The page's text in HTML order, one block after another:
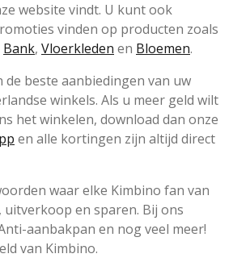
website vindt. U kunt ook
vinden op producten zoals
Bank, Vloerkleden en Bloemen.
de beste aanbiedingen van uw
winkels. Als u meer geld wilt
het winkelen, download dan onze
en alle kortingen zijn altijd direct
waar elke Kimbino fan van
en sparen. Bij ons
aanbakpan en nog veel meer!
van Kimbino.